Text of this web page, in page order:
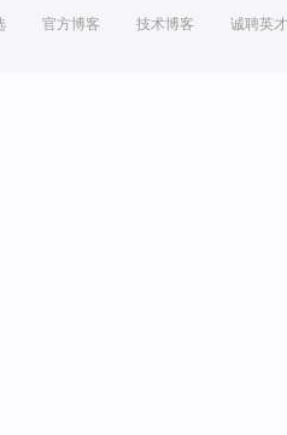
官方博客 技术博客 诚聘英才